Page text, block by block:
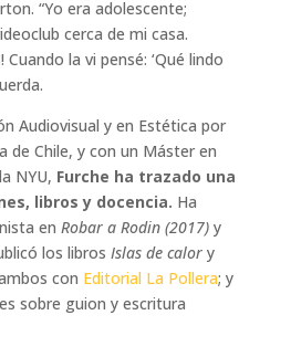
“Yo era adolescente;
cerca de mi casa.
Cuando la vi pensé: ‘Qué lindo
Audiovisual y en Estética por
de Chile, y con un Máster en
NYU, Furche ha trazado una
libros y docencia. Ha
en Robar a Rodin (2017) y
los libros Islas de calory
con Editorial La Pollera; y
sobre guion y escritura